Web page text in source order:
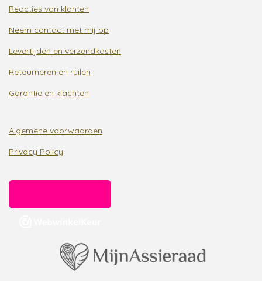
Reacties van klanten
Neem contact met mij op
Levertijden en verzendkosten
Retourneren en ruilen
Garantie en klachten
Algemene voorwaarden
Privacy Policy